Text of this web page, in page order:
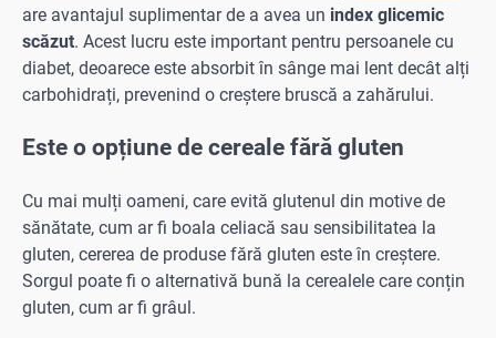
are avantajul suplimentar de a avea un index glicemic
scăzut. Acest lucru este important pentru persoanele cu
diabet, deoarece este absorbit în sânge mai lent decât alți
carbohidrați, prevenind o creștere bruscă a zahărului.
Este o opțiune de cereale fără gluten
Cu mai mulți oameni, care evită glutenul din motive de
sănătate, cum ar fi boala celiacă sau sensibilitatea la
gluten, cererea de produse fără gluten este în creștere.
Sorgul poate fi o alternativă bună la cerealele care conțin
gluten, cum ar fi grâul.